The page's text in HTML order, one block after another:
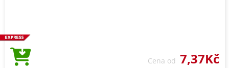
Cena od 7,37Kč